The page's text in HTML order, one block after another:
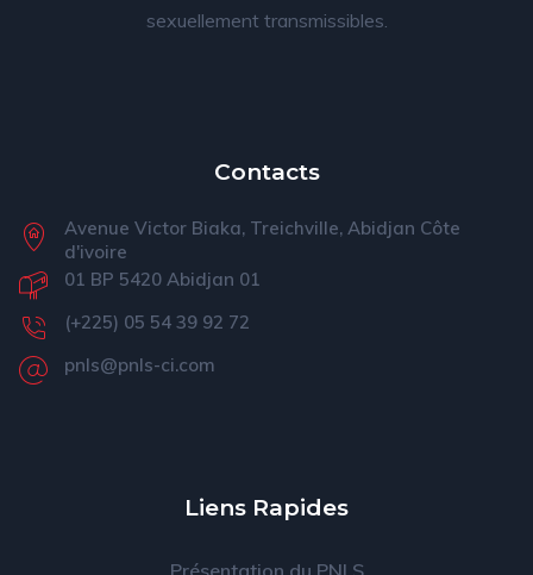
sexuellement transmissibles.
Contacts
Avenue Victor Biaka, Treichville, Abidjan Côte
d'ivoire
01 BP 5420 Abidjan 01
(+225) 05 54 39 92 72
pnls@pnls-ci.com
Liens Rapides
Présentation du PNLS